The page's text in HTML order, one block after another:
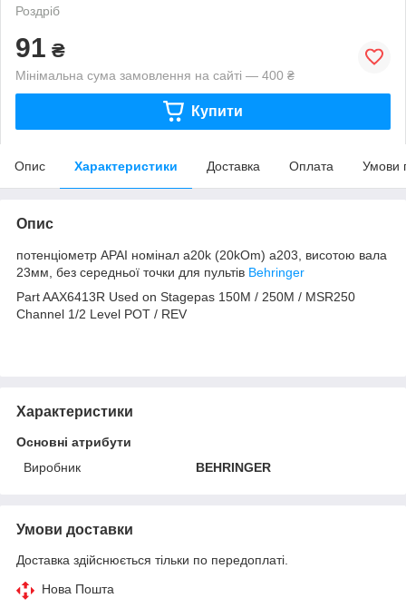
Роздріб
91 ₴
Мінімальна сума замовлення на сайті — 400 ₴
Купити
Опис Характеристики Доставка Оплата Умови
Опис
потенціометр APAI номінал a20k (20kOm) a203, висотою вала
23мм, без середньої точки для пультів Behringer
Part AAX6413R Used on Stagepas 150M / 250M / MSR250
Channel 1/2 Level POT / REV
Характеристики
Основні атрибути
Виробник
BEHRINGER
Умови доставки
Доставка здійснюється тільки по передоплаті.
Нова Пошта